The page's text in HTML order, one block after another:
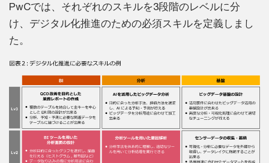
PwCでは、それぞれのスキルを3段階のレベルに分
け、デジタル化推進のための必須スキルを定義しまし
た。